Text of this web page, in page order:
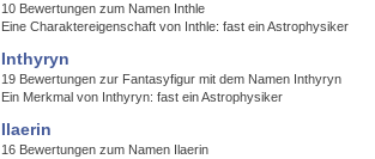
10 Bewertungen zum Namen Inthle
Eine Charaktereigenschaft von Inthle: fast ein Astrophysiker
Inthyryn
19 Bewertungen zur Fantasyfigur mit dem Namen Inthyryn
Ein Merkmal von Inthyryn: fast ein Astrophysiker
Ilaerin
16 Bewertungen zum Namen Ilaerin